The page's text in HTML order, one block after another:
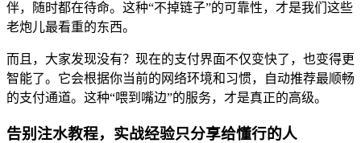
伴，随时都在待命。这种“不掉链子”的可靠性，才是我们这些
老炮儿最看重的东西。
而且，大家发现没有？现在的支付界面不仅变快了，也变得更
智能了。它会根据你当前的网络环境和习惯，自动推荐最顺畅
的支付通道。这种“喂到嘴边”的服务，才是真正的高级。
告别注水教程，实战经验只分享给懂行的人